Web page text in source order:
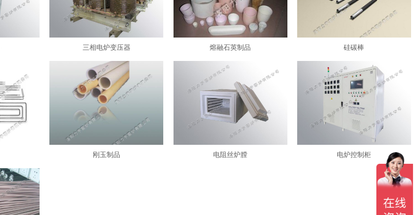
三相电炉变压器 熔融石英制品 硅碳棒
刚玉制品 电阻丝炉膛 电炉控制柜